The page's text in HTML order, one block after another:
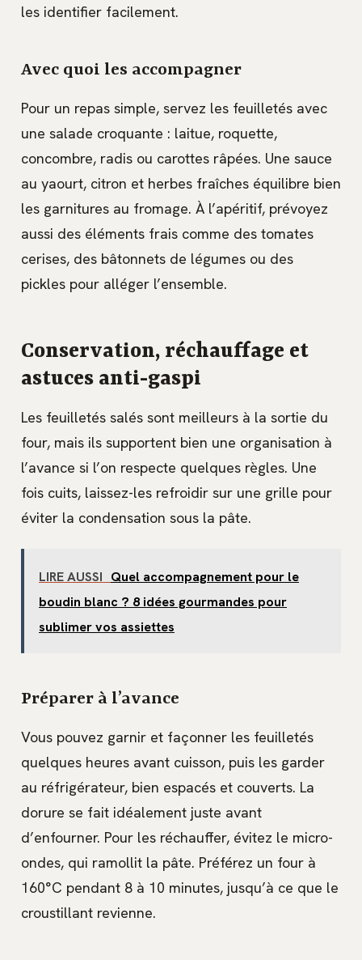
les identifier facilement.
Avec quoi les accompagner
Pour un repas simple, servez les feuilletés avec
une salade croquante : laitue, roquette,
concombre, radis ou carottes râpées. Une sauce
au yaourt, citron et herbes fraîches équilibre bien
les garnitures au fromage. À l’apéritif, prévoyez
aussi des éléments frais comme des tomates
cerises, des bâtonnets de légumes ou des
pickles pour alléger l’ensemble.
Conservation, réchauffage et
astuces anti-gaspi
Les feuilletés salés sont meilleurs à la sortie du
four, mais ils supportent bien une organisation à
l’avance si l’on respecte quelques règles. Une
fois cuits, laissez-les refroidir sur une grille pour
éviter la condensation sous la pâte.
LIRE AUSSI Quel accompagnement pour le
boudin blanc ? 8 idées gourmandes pour
sublimer vos assiettes
Préparer à l’avance
Vous pouvez garnir et façonner les feuilletés
quelques heures avant cuisson, puis les garder
au réfrigérateur, bien espacés et couverts. La
dorure se fait idéalement juste avant
d’enfourner. Pour les réchauffer, évitez le micro-
ondes, qui ramollit la pâte. Préférez un four à
160°C pendant 8 à 10 minutes, jusqu’à ce que le
croustillant revienne.